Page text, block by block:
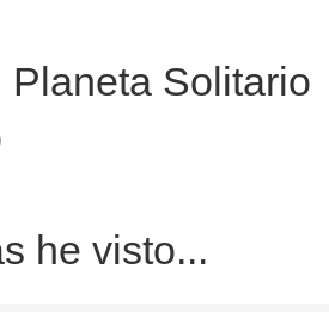
Planeta Solitario
he visto...